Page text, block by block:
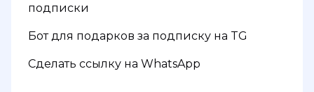
подписки
Бот для подарков за подписку на TG
Сделать ссылку на WhatsApp